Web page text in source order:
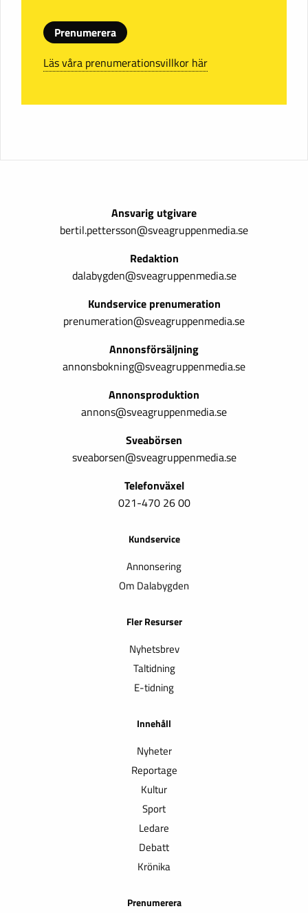
Prenumerera
Läs våra prenumerationsvillkor här
Ansvarig utgivare
bertil.pettersson@sveagruppenmedia.se
Redaktion
dalabygden@sveagruppenmedia.se
Kundservice prenumeration
prenumeration@sveagruppenmedia.se
Annonsförsäljning
annonsbokning@sveagruppenmedia.se
Annonsproduktion
annons@sveagruppenmedia.se
Sveabörsen
sveaborsen@sveagruppenmedia.se
Telefonväxel
021-470 26 00
Kundservice
Annonsering
Om Dalabygden
Fler Resurser
Nyhetsbrev
Taltidning
E-tidning
Innehåll
Nyheter
Reportage
Kultur
Sport
Ledare
Debatt
Krönika
Prenumerera